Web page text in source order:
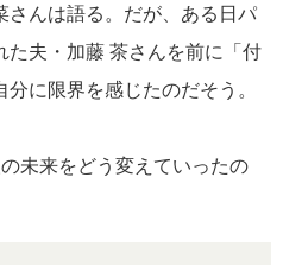
さんは語る。だが、ある日パ
た夫・加藤 茶さんを前に「付
に限界を感じたのだそう。
未来をどう変えていったの